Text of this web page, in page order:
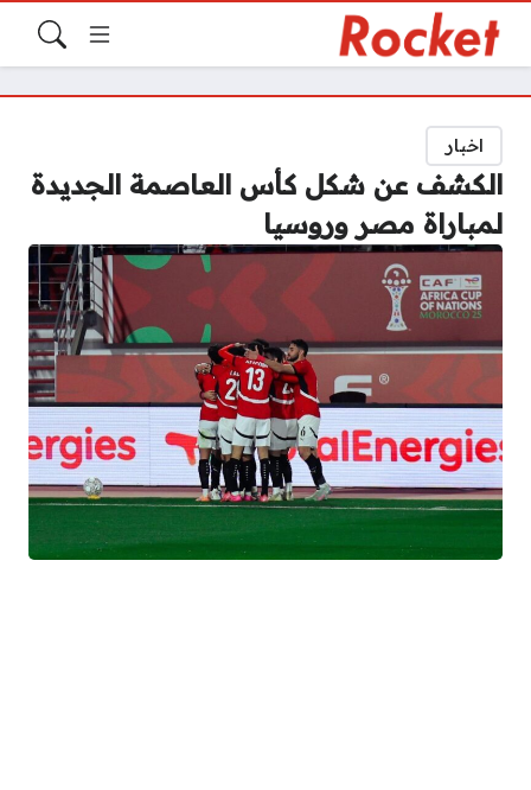
اخبار
الكشف عن شكل كأس العاصمة الجديدة
لمباراة مصر وروسيا